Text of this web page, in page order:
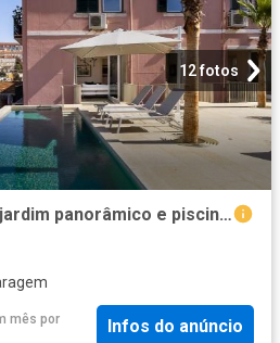
12 fotos
Apartamento T3 com jardim panorâmico e piscina suspensa Co. 0m² Santa Maria Maior
mês por
Infos do anúncio